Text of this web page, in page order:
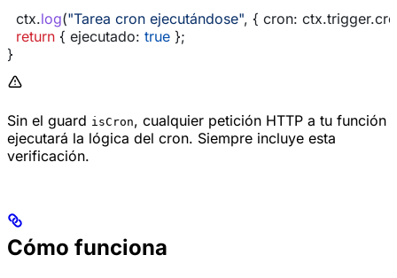
  ctx
.log("Tarea cron ejecutándose", { cron: ctx.trigger.
  return
{ ejecutado: true };
}
Sin el guard isCron, cualquier petición HTTP a tu función
ejecutará la lógica del cron. Siempre incluye esta
verificación.
Cómo funciona